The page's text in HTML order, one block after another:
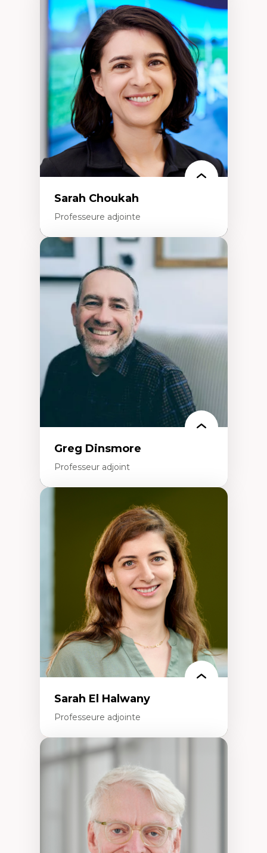
Expertises
Théories du développement
Économie politique comparée
Élites économiques
Sociologie économique
Extractivisme
Classes sociales
Mouvements sociaux
Théories de l’État
Sarah Choukah
Professeure adjointe
Expertises
Démocratisation des nouvelles
technologies et biotechnologies
Données ouvertes
Bioart, programmation et électronique
créatives
Histoire sociale et culturelle des
technologies numériques
Résistances et droits numériques
Internet des objets
Métavers
Problématiques relatives à l’intelligence
artificielle, l’apprentissage machine et les
Féminismes et nouvelles technologies
Greg Dinsmore
Professeur adjoint
Fragmentation des auditoires médiatiques
Analyse multi-plateforme des auditoires
médiatiques
Analyse des comportements numériques à
travers les données massives et l’IA
Recherche quantitative et qualitative sur
les auditoires médiatiques
Épistémologie des techniques de recherche
numérique et l’IA
Théorie des droits de la personne
La pensée politique d’Hannah Arendt
La pensée politique à l’ère numérique
Justice internationale et normes
internationales
Sarah El Halwany
Professeure adjointe
Expertises
Les apports pédagogiques des théories de
l'affect, du posthumanisme, du féminisme
dans l'éducation aux sciences
L'apprentissage des sciences/STIM dans une
perspective socioécologique de care
L’insertion professionnelle des
enseignant.e.s